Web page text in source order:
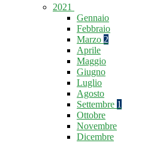
2021
Gennaio
Febbraio
Marzo 2
Aprile
Maggio
Giugno
Luglio
Agosto
Settembre 1
Ottobre
Novembre
Dicembre